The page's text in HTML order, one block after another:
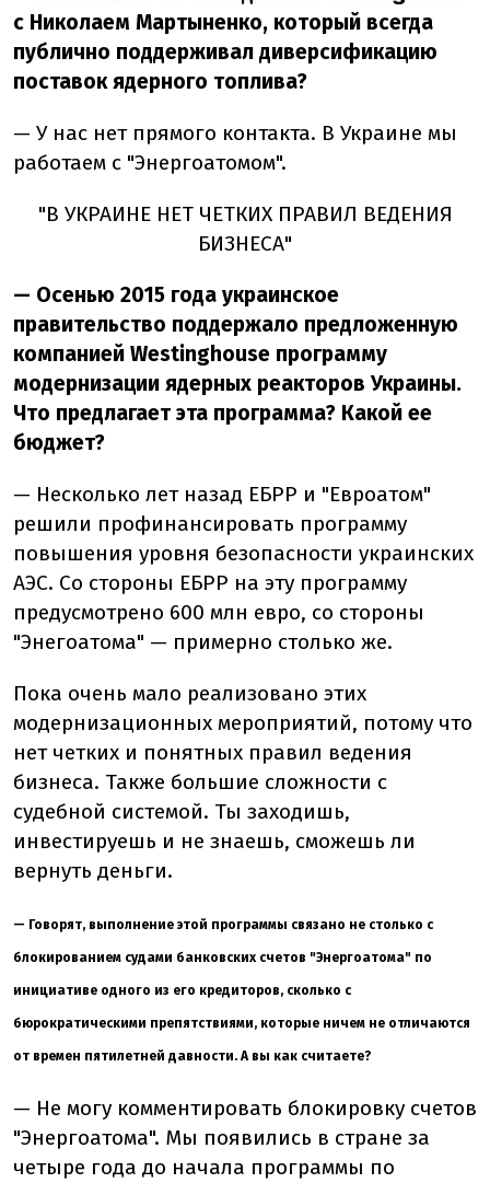
с Николаем Мартыненко, который всегда
публично поддерживал диверсификацию
поставок ядерного топлива?
— У нас нет прямого контакта. В Украине мы
работаем с "Энергоатомом".
"В УКРАИНЕ НЕТ ЧЕТКИХ ПРАВИЛ ВЕДЕНИЯ
БИЗНЕСА"
— Осенью 2015 года украинское
правительство поддержало предложенную
компанией Westinghouse программу
модернизации ядерных реакторов Украины.
Что предлагает эта программа? Какой ее
бюджет?
— Несколько лет назад ЕБРР и "Евроатом"
решили профинансировать программу
повышения уровня безопасности украинских
АЭС. Со стороны ЕБРР на эту программу
предусмотрено 600 млн евро, со стороны
"Энегоатома" — примерно столько же.
Пока очень мало реализовано этих
модернизационных мероприятий, потому что
нет четких и понятных правил ведения
бизнеса. Также большие сложности с
судебной системой. Ты заходишь,
инвестируешь и не знаешь, сможешь ли
вернуть деньги.
— Говорят, выполнение этой программы связано не столько с
блокированием судами банковских счетов "Энергоатома" по
инициативе одного из его кредиторов, сколько с
бюрократическими препятствиями, которые ничем не отличаются
от времен пятилетней давности. А вы как считаете?
— Не могу комментировать блокировку счетов
"Энергоатома". Мы появились в стране за
четыре года до начала программы по